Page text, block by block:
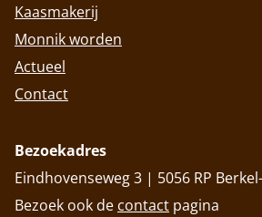
Kaasmakerij
Monnik worden
Actueel
Contact
Bezoekadres
Eindhovenseweg 3 | 5056 RP
Bezoek ook de contact pagina